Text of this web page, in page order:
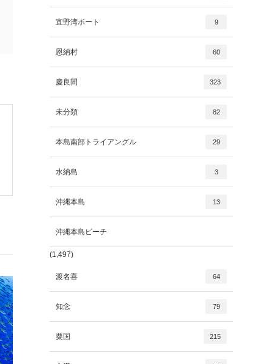
宜野湾ボート 9
恩納村 60
慶良間 323
未分類 82
本島南部トライアングル 29
水納島 3
沖縄本島 13
沖縄本島ビーチ
(1,497)
渡名喜 64
知念 79
粟国 215